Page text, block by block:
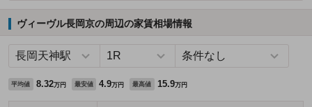
ヴィーヴル長岡京の周辺の家賃相場情報
平均値 8.32万円 最安値 4.9万円 最高値 15.9万円